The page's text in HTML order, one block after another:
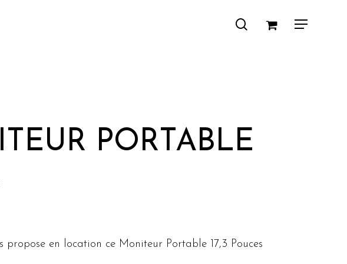
Menu
search
PORTABLE
propose en location ce Moniteur Portable 17,3 Pouces